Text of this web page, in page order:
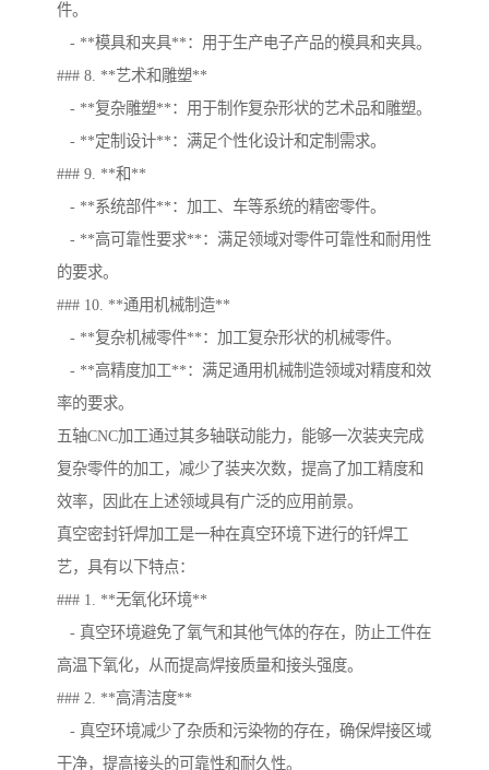
件。
- **模具和夹具**：用于生产电子产品的模具和夹具。
### 8. **艺术和雕塑**
- **复杂雕塑**：用于制作复杂形状的艺术品和雕塑。
- **定制设计**：满足个性化设计和定制需求。
### 9. **和**
- **系统部件**：加工、车等系统的精密零件。
- **高可靠性要求**：满足领域对零件可靠性和耐用性
的要求。
### 10. **通用机械制造**
- **复杂机械零件**：加工复杂形状的机械零件。
- **高精度加工**：满足通用机械制造领域对精度和效
率的要求。
五轴CNC加工通过其多轴联动能力，能够一次装夹完成
复杂零件的加工，减少了装夹次数，提高了加工精度和
效率，因此在上述领域具有广泛的应用前景。
真空密封钎焊加工是一种在真空环境下进行的钎焊工
艺，具有以下特点：
### 1. **无氧化环境**
- 真空环境避免了氧气和其他气体的存在，防止工件在
高温下氧化，从而提高焊接质量和接头强度。
### 2. **高清洁度**
- 真空环境减少了杂质和污染物的存在，确保焊接区域
干净，提高接头的可靠性和耐久性。